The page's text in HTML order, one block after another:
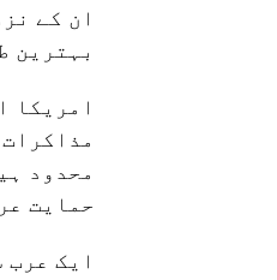
ان کے
بہترین
امریکا
محدود
حمایت
ایک